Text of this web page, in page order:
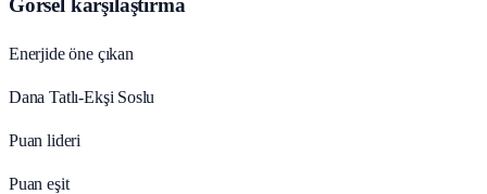
Görsel karşılaştırma
Enerjide öne çıkan
Dana Tatlı-Ekşi Soslu
Puan lideri
Puan eşit